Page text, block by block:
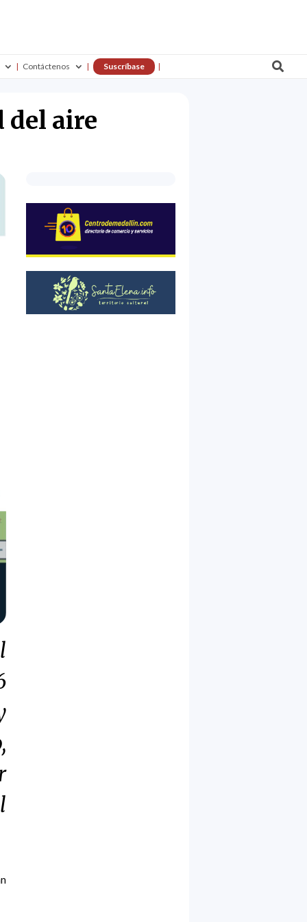
Contáctenos Suscríbase 
del aire